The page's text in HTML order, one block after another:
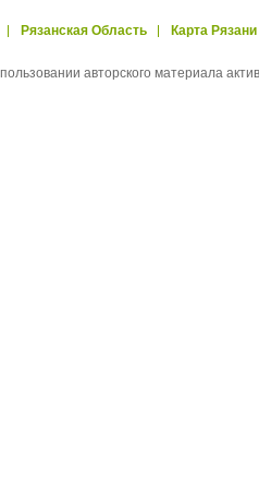
Рязанская Область Карта Рязани
авторского материала